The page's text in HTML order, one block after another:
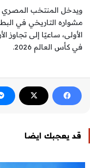
ويدخل المنتخب المصري
مشواره التاريخي في
الأولى، ساعيًا إلى تجاوز
في كأس العالم 2026.
قد يعجبك ايضا